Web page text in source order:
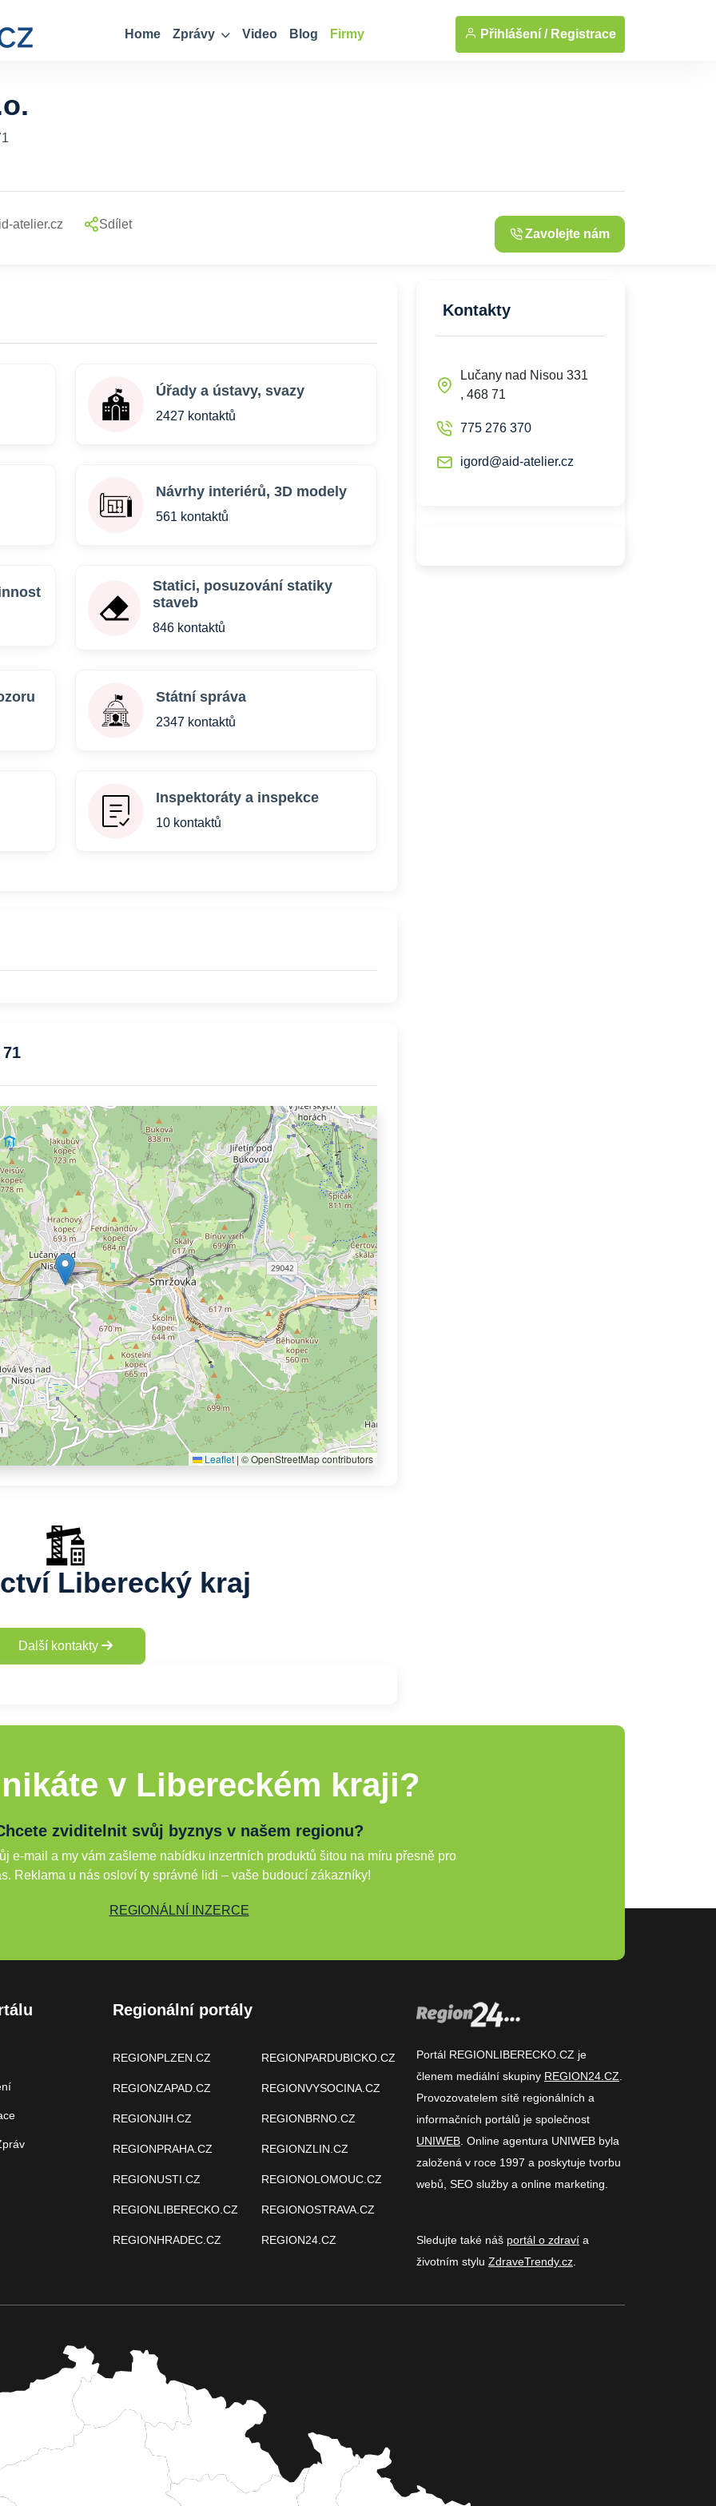
Home Zprávy Video Blog Firmy Přihlášení / Registrace
... Zobrazit fotografie
atelier.cz Sdílet
Zavolejte nám
Úřady a ústavy, svazy
2427 kontaktů
Návrhy interiérů, 3D modely
561 kontaktů
Statici, posuzování statiky
staveb
846 kontaktů
Státní správa
2347 kontaktů
Inspektoráty a inspekce
10 kontaktů
Leaflet | © OpenStreetMap contributors
Liberecký kraj
Další kontakty
Kontakty
Lučany nad Nisou 331
, 468 71
775 276 370
igord@aid-atelier.cz
v Libereckém kraji?
zviditelnit svůj byznys v našem regionu?
e-mail a my vám zašleme nabídku inzertních produktů šitou na míru přesně pro
Reklama u nás osloví ty správné lidi – vaše budoucí zákazníky!
REGIONÁLNÍ INZERCE
Regionální portály
REGIONPLZEN.CZ
REGIONZAPAD.CZ
REGIONJIH.CZ
REGIONPRAHA.CZ
REGIONUSTI.CZ
REGIONLIBERECKO.CZ
REGIONHRADEC.CZ
REGIONPARDUBICKO.CZ
REGIONVYSOCINA.CZ
REGIONBRNO.CZ
REGIONZLIN.CZ
REGIONOLOMOUC.CZ
REGIONOSTRAVA.CZ
REGION24.CZ
Portál REGIONLIBERECKO.CZ je
členem mediální skupiny REGION24.CZ
Provozovatelem sítě regionálních a
informačních portálů je společnost
UNIWEB . Online agentura UNIWEB byla
založená v roce 1997 a poskytuje tvorbu
webů, SEO služby a online marketing.
Sledujte také náš portál o zdraví a
životním stylu ZdraveTrendy.cz